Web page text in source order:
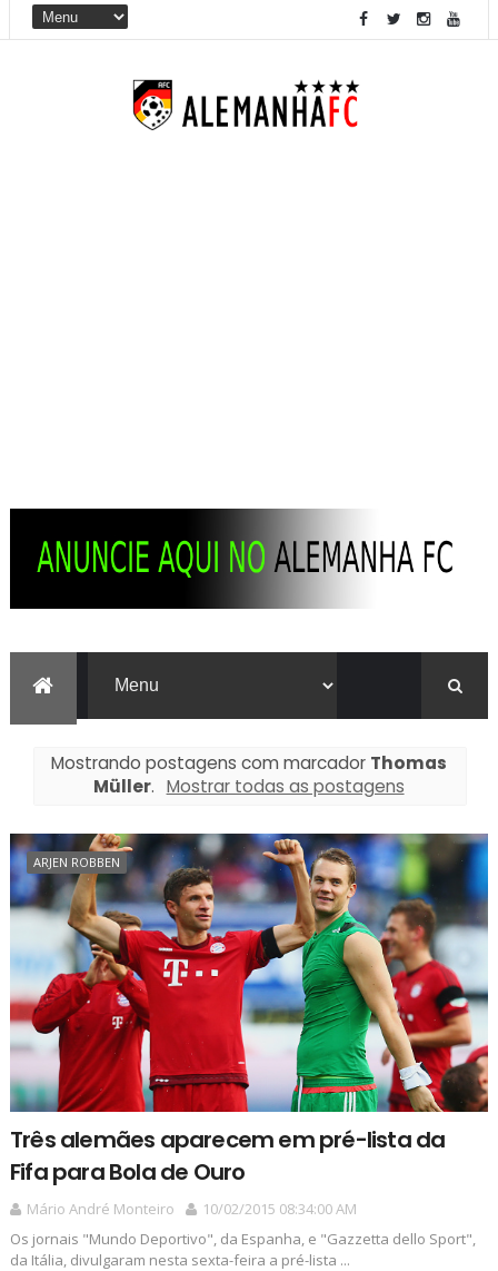
Mostrando postagens com marcador Thomas
Müller. Mostrar todas as postagens
ARJEN ROBBEN
Três alemães aparecem em pré-lista da
Fifa para Bola de Ouro
Mário André Monteiro
10/02/2015 08:34:00 AM
Os jornais "Mundo Deportivo", da Espanha, e "Gazzetta dello Sport",
da Itália, divulgaram nesta sexta-feira a pré-lista ...